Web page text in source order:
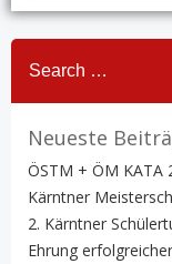
Search
for:
Neueste
ÖSTM + ÖM KATA
Kärntner
2. Kärntner
Ehrung